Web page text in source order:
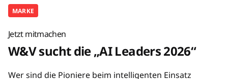
MARKE
Jetzt mitmachen
W&V sucht die „AI Leaders 2026“
Wer sind die Pioniere beim intelligenten Einsatz